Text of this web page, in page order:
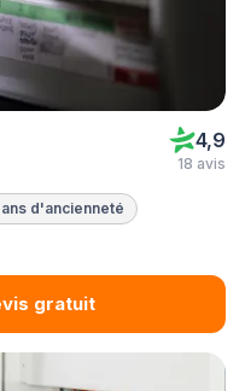
4,9
18 avis
ans d'ancienneté
gratuit